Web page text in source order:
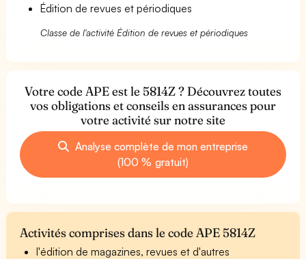
Édition de revues et périodiques
Classe de l'activité Édition de revues et périodiques
Votre code APE est le 5814Z ? Découvrez toutes
vos obligations et conseils en assurances pour
votre activité sur notre site
Analyse complète de mon entreprise
(100 % gratuit)
Activités comprises dans le code APE 5814Z
l'édition de magazines, revues et d'autres